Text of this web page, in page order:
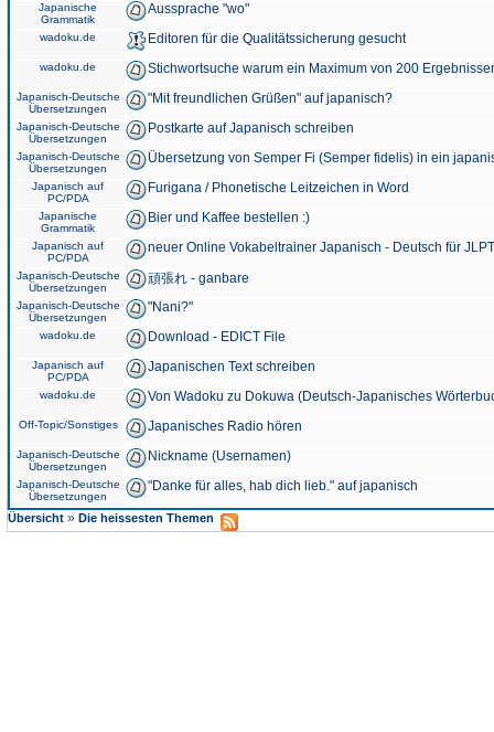
Japanische
Grammatik
Aussprache "wo"
wadoku.de Editoren für die Qualitätssicherung gesucht
wadoku.de Stichwortsuche warum ein Maximum von 200
Japanisch-Deutsche
Übersetzungen
"Mit freundlichen Grüßen" auf japanisch?
Japanisch-Deutsche
Übersetzungen
Postkarte auf Japanisch schreiben
Japanisch-Deutsche
Übersetzungen
Übersetzung von Semper Fi (Semper fidelis) in ein
Japanisch auf
PC/PDA
Furigana / Phonetische Leitzeichen in Word
Japanische
Grammatik
Bier und Kaffee bestellen :)
Japanisch auf
PC/PDA
neuer Online Vokabeltrainer Japanisch - Deutsch für
Japanisch-Deutsche
Übersetzungen
頑張れ - ganbare
Japanisch-Deutsche
Übersetzungen
"Nani?"
wadoku.de Download - EDICT File
Japanisch auf
PC/PDA
Japanischen Text schreiben
wadoku.de Von Wadoku zu Dokuwa (Deutsch-Japanisches
Off-Topic/Sonstiges Japanisches Radio hören
Japanisch-Deutsche
Übersetzungen
Nickname (Usernamen)
Japanisch-Deutsche
Übersetzungen
"Danke für alles, hab dich lieb." auf japanisch
Übersicht » Die heissesten Themen